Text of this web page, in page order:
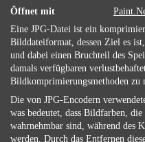
Öffnet mit
Eine JPG-Datei ist ein
Bilddateiformat, dessen Ziel es
und dabei einen Bruchteil des
damals verfügbaren
Bildkomprimierungsmethoden zu
Die von JPG-Encodern
was bedeutet, dass Bildfarben,
wahrnehmbar sind, während des
werden. Durch das Entfernen